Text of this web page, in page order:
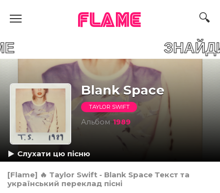
FLAME
ЗНАЙДИ
Blank Space
TAYLOR SWIFT
Альбом 1989
Слухати цю пісню
[Flame] 🔥 Taylor Swift - Blank Space Текст та
український переклад пісні